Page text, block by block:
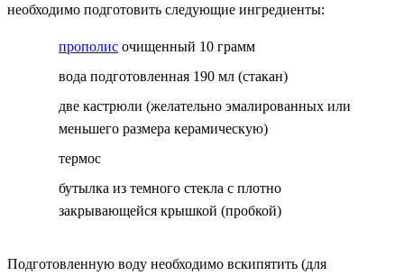
необходимо подготовить следующие ингредиенты:
прополис очищенный 10 грамм
вода подготовленная 190 мл (стакан)
две кастрюли (желательно эмалированных или
меньшего размера керамическую)
термос
бутылка из темного стекла с плотно
закрывающейся крышкой (пробкой)
Подготовленную воду необходимо вскипятить (для